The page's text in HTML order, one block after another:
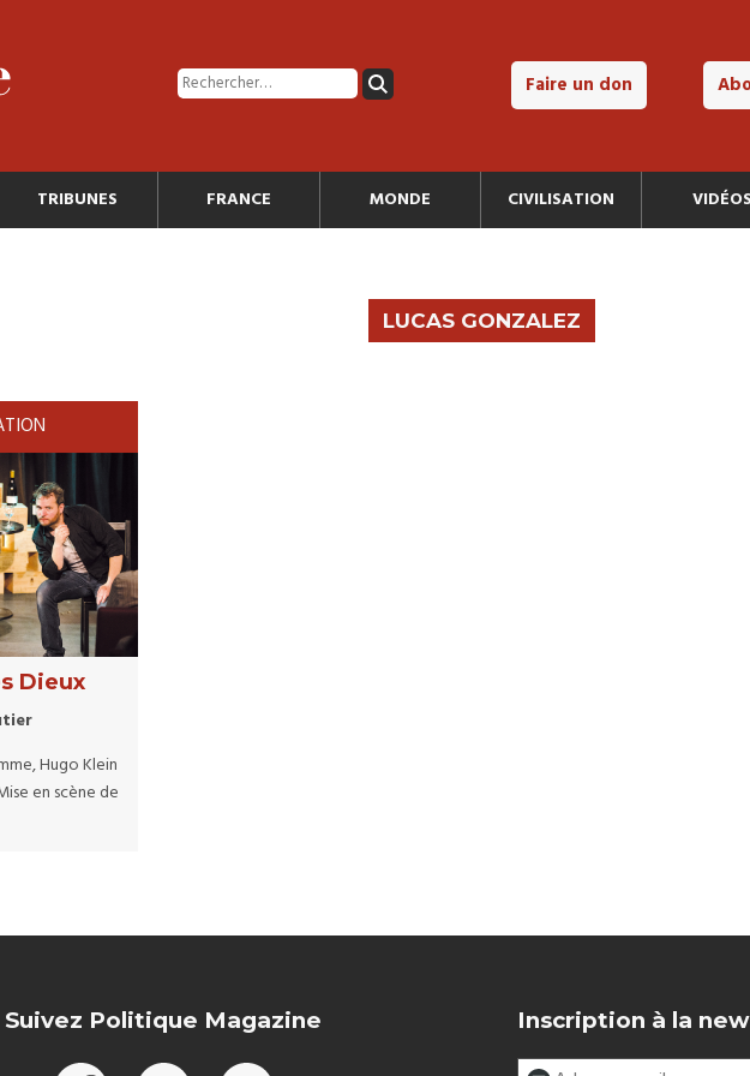
Faire un don
TRIBUNES FRANCE MONDE CIVILISATION VIDÉOS
LUCAS GONZALEZ
Dieux
Hugo Klein
en scène de
Suivez Politique Magazine Inscription à la